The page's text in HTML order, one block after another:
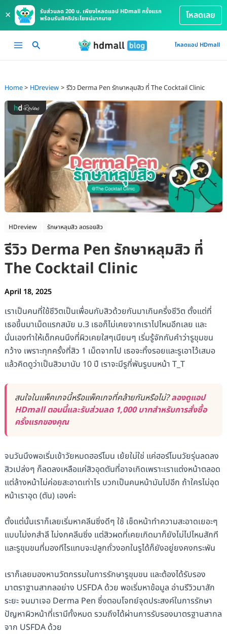
×
รับส่วนลด 200 บ. เพียงโหลดแอป HDmall ครั้งแรก
พร้อมรับสิทธิประโยชน์มากมาย
โหลดเลย
Main
โหลดแอป HDmall
Home HDreview รีวิว Derma Pen รักษาหลุมสิว ที่ The Cocktail Clinic
HDreview รักษาหลุมสิว ลดรอยสิว
รีวิว Derma Pen รักษาหลุมสิว ที่
The Cocktail Clinic
April 18, 2025
เราเป็นคนที่ใช้ชีวิตเป็นเพื่อนกับสิวด้วยกันมาเกินครึ่งชีวิต ตั้งแต่ที่
เธอขึ้นมาเม็ดแรกสมัย ม.3 เธอก็ไม่เคยจากเราไปไหนอีกเลย และ
นั่นเองทำให้เด็กคนนึงที่ผิวเคยใสๆเนียนๆ เริ่มรู้จักกับคำว่ารูขุมขน
กว้าง เพราะทุกครั้งที่สิว 1 เม็ดจากไป เธอจะทิ้งรอยและรูเอาไว้เสมอ
แล้วคิดดูว่าเป็นสิวมานับ 10 ปี เราจะมีรูกี่พันรูบนหน้า T_T
สนใจในแพ็คเกจนี้หรือแพ็คเกจที่คล้ายกันหรือไม่?ลองดูแอป
HDmall ตอนนี้และรับส่วนลด 1,000 บาทสำหรับการสั่งซื้อ
ครั้งแรกของคุณ
จนวันนึงพอเริ่มเข้าวัยหมดฮอร์โมน เย้ยใม่ใช่ แค่ฮอร์โมนวัยรุ่นลดลง
สิวเปล่งๆ ก็ลดลงเหลือแค่สิวอุดตันที่อาจเกิดเพราะเราแต่งหน้าตลอด
แต่ล้างหน้าไม่ค่อยสะอาดเท่าไร บวกเป็นคนหน้ามันไปอีก ถ้าใครไม่อุด
หน้าเราอุด (ตัน) เองค่ะ
ตั้งแต่นั้นเราก็เลยเริ่มหาคลีนซิ่งดีๆ ใช้ เช็ดหน้าทำความสะอาดเยอะๆ
แบบไม่งกสำลี ไม่งกคลีนซิ่ง แต่สิวผดที่เคยเกิดมาก็ยังไม่ไปไหนสักที
และรูขุมขนที่มองทีไรแทบจะปลูกถั่วงอกในรูได้ก็ยังอยู่ยงคงกระพัน
เราก็เลยมองหานวัตกรรมในการรักษารูขุมขน และต้องได้รับรอง
มาตราฐานสากลอย่าง USFDA ด้วย พอเริ่มหาข้อมูล อ่านรีวิวมาสัก
ระยะ จนมาเจอ Derma Pen ซึ่งตอบโจทย์จุดประสงค์ในการรักษา
ปัญหาผิวหน้าที่เรามีทั้งหมด รวมถึงได้ผ่านการรับรองมาตรฐานสากล
จาก USFDA ด้วย